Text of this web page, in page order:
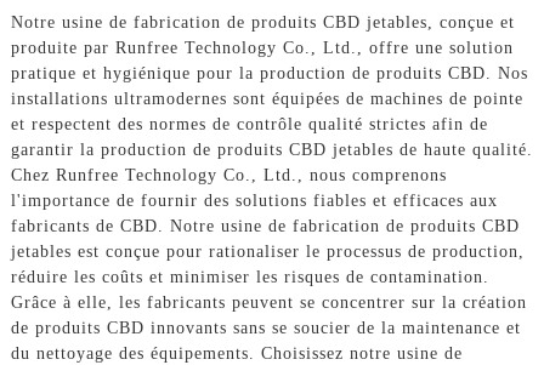
Notre usine de fabrication de produits CBD jetables, conçue et
produite par Runfree Technology Co., Ltd., offre une solution
pratique et hygiénique pour la production de produits CBD. Nos
installations ultramodernes sont équipées de machines de pointe
et respectent des normes de contrôle qualité strictes afin de
garantir la production de produits CBD jetables de haute qualité.
Chez Runfree Technology Co., Ltd., nous comprenons
l'importance de fournir des solutions fiables et efficaces aux
fabricants de CBD. Notre usine de fabrication de produits CBD
jetables est conçue pour rationaliser le processus de production,
réduire les coûts et minimiser les risques de contamination.
Grâce à elle, les fabricants peuvent se concentrer sur la création
de produits CBD innovants sans se soucier de la maintenance et
du nettoyage des équipements. Choisissez notre usine de